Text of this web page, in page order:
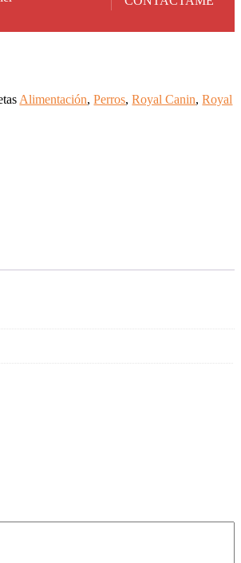
Alimentación,Perros,Royal Canin,Royal